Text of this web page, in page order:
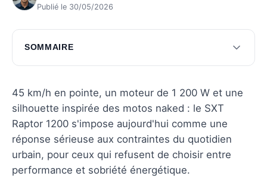
Publié le 30/05/2026
SOMMAIRE
Design et puissance : une nouvelle expérience
Maintenance et économie : un choix rentable
Comparatif : électrique vs thermique
Questions fréquentes
45 km/h en pointe, un moteur de 1 200 W et une
silhouette inspirée des motos naked : le SXT
Raptor 1200 s'impose aujourd'hui comme une
réponse sérieuse aux contraintes du quotidien
urbain, pour ceux qui refusent de choisir entre
performance et sobriété énergétique.